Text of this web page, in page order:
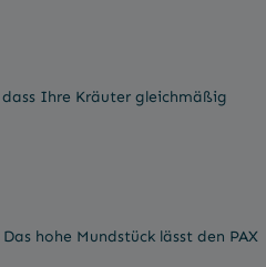
Ihre Kräuter gleichmäßig
hohe Mundstück lässt den PAX